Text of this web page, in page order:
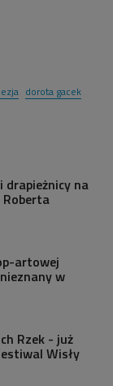
dorota gacek
na
artowej
w
Rzek - już
Wisły